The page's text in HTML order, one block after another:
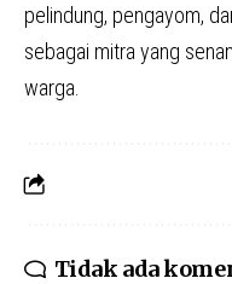
pelindung, pengayom,
sebagai mitra yang
warga.
Tidak ada